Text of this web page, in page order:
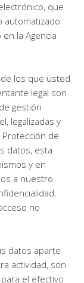
que
automatizado
la Agencia
los que usted
legal son
gestión
legalizadas y
Protección de
datos, esta
y en
a nuestro
no
datos aparte
actividad, son
el efectivo